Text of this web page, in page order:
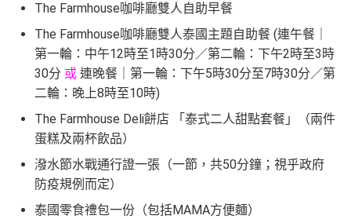
The Farmhouse咖啡廳雙人自助早餐
The Farmhouse咖啡廳雙人泰國主題自助餐 (連午餐｜
第一輪：中午12時至1時30分／第二輪：下午2時至3時
30分 或 連晚餐｜第一輪：下午5時30分至7時30分／第
二輪：晚上8時至10時)
The Farmhouse Deli餅店 「泰式二人甜點套餐」（兩件
蛋糕及兩杯飲品）
潑水節水戰通行證一張（一節，共50分鐘；視乎政府
防疫規例而定）
泰國零食禮包一份（包括MAMA方便麵）